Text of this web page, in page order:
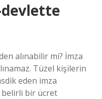
alınabilir mi? İmza
Tüzel kişilerin
eden imza
bir ücret